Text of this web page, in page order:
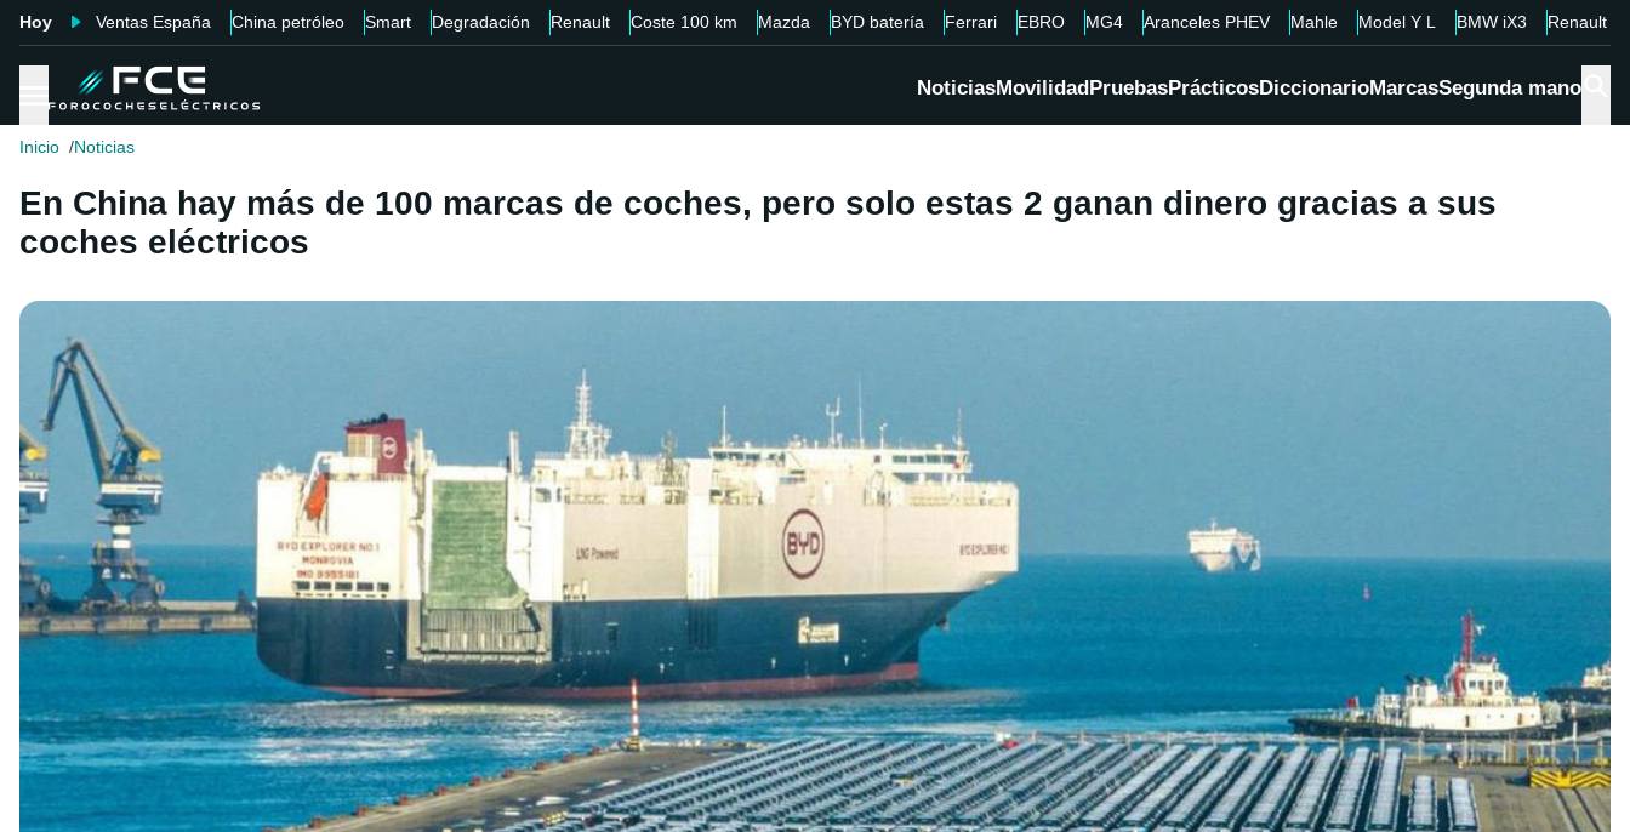
Hoy Ventas España China petróleo Smart Degradación Renault Coste 100 km Mazda BYD batería Ferrari EBRO MG4 Aranceles PHEV Mahle Model Y L BMW iX3 Renault
NoticiasMovilidadPruebasPrácticosDiccionarioMarcasSegunda mano
Inicio Noticias
En China hay más de 100 marcas de coches, pero solo estas 2 ganan dinero gracias a sus
coches eléctricos